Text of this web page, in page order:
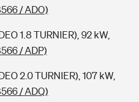
/ ADO)
1.8 TURNIER), 92 kW,
/ ADP)
2.0 TURNIER), 107 kW,
/ ADQ)